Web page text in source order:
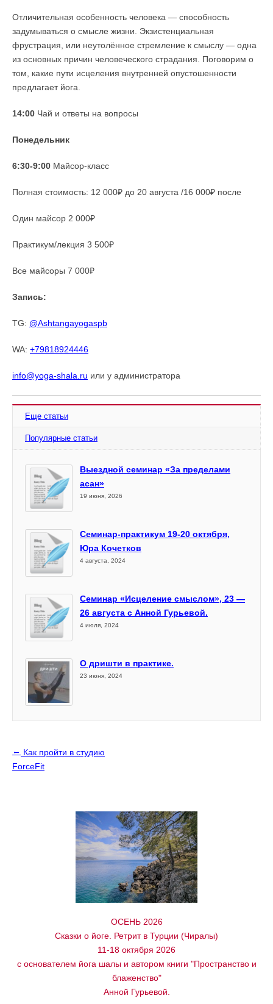
Отличительная особенность человека — способность
задумываться о смысле жизни. Экзистенциальная
фрустрация, или неутолённое стремление к смыслу — одна
из основных причин человеческого страдания. Поговорим о
том, какие пути исцеления внутренней опустошенности
предлагает йога.
14:00 Чай и ответы на вопросы
Понедельник
6:30-9:00 Майсор-класс
Полная стоимость: 12 000₽ до 20 августа /16 000₽ после
Один майсор 2 000₽
Практикум/лекция 3 500₽
Все майсоры 7 000₽
Запись:
TG: @Ashtangayogaspb
WA: +79818924446
info@yoga-shala.ru или у администратора
Еще статьи
Популярные статьи
Выездной семинар «За пределами
асан»
19 июня, 2026
Семинар-практикум 19-20 октября,
Юра Кочетков
4 августа, 2024
Семинар «Исцеление смыслом», 23 —
26 августа с Анной Гурьевой.
4 июля, 2024
О дришти в практике.
23 июня, 2024
← Как пройти в студию
ForceFit
ОСЕНЬ 2026
Сказки о йоге. Ретрит в Турции (Чиралы)
11-18 октября 2026
с основателем йога шалы и автором книги "Пространство и
блаженство"
Анной Гурьевой.